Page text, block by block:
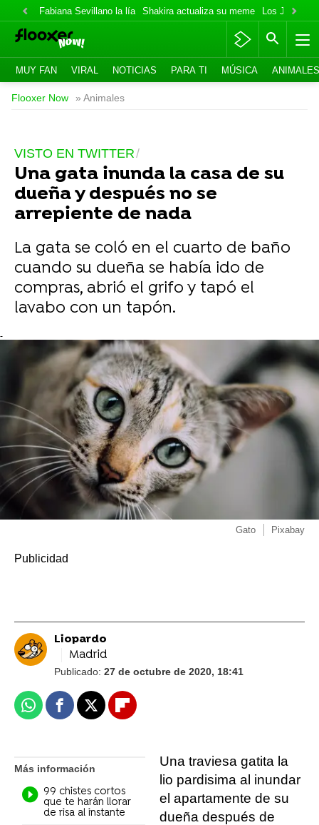
Fabiana Sevillano la lía Shakira actualiza su meme Los Jonas
MUY FAN VIRAL NOTICIAS PARA TI MÚSICA ANIMALES
Flooxer Now » Animales
VISTO EN TWITTER
Una gata inunda la casa de su
dueña y después no se
arrepiente de nada
La gata se coló en el cuarto de baño
cuando su dueña se había ido de
compras, abrió el grifo y tapó el
lavabo con un tapón.
-
Gato Pixabay
Liopardo
Madrid
Publicado: 27 de octubre de 2020, 18:41
WhatsappFacebook
X Flipboard
Más información
99 chistes cortos
que te harán llorar
de risa al instante
Una traviesa gatita la
lio pardisima al inundar
el apartamente de su
dueña después de